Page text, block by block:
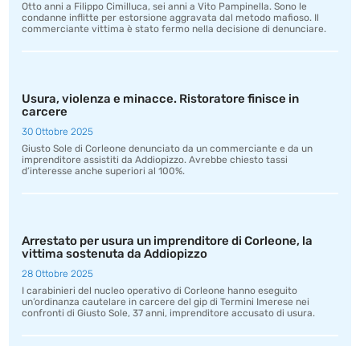
Otto anni a Filippo Cimilluca, sei anni a Vito Pampinella. Sono le
condanne inflitte per estorsione aggravata dal metodo mafioso. Il
commerciante vittima è stato fermo nella decisione di denunciare.
Usura, violenza e minacce. Ristoratore finisce in
carcere
30 Ottobre 2025
Giusto Sole di Corleone denunciato da un commerciante e da un
imprenditore assistiti da Addiopizzo. Avrebbe chiesto tassi
d’interesse anche superiori al 100%.
Arrestato per usura un imprenditore di Corleone, la
vittima sostenuta da Addiopizzo
28 Ottobre 2025
I carabinieri del nucleo operativo di Corleone hanno eseguito
un’ordinanza cautelare in carcere del gip di Termini Imerese nei
confronti di Giusto Sole, 37 anni, imprenditore accusato di usura.